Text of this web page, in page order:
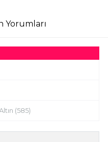
Yorumları
(585)